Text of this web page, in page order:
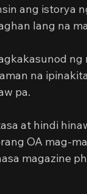
ang istorya
lang na
ng
na
pa.
at hindi
OA mag-
magazine